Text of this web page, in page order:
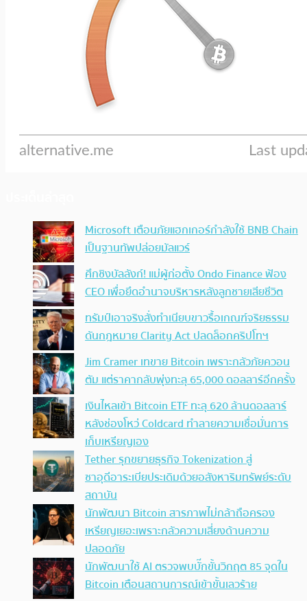
Microsoft เตือนภัยแฮกเกอร์กำลังใช้ BNB Chain
เป็นฐานทัพปล่อยมัลแวร์
ศึกชิงบัลลังก์! แม่ผู้ก่อตั้ง Ondo Finance ฟ้อง
CEO เพื่อยึดอำนาจบริหารหลังลูกชายเสียชีวิต
ทรัมป์เอาจริง สั่งทำเนียบขาวรื้อเกณฑ์จริยธรรม
ดันกฎหมาย Clarity Act ปลดล็อกคริปโทฯ
Jim Cramer เทขาย Bitcoin เพราะกลัวภัยควอน
ตัม แต่ราคากลับพุ่งทะลุ 65,000 ดอลลาร์อีกครั้ง
เงินไหลเข้า Bitcoin ETF ทะลุ 620 ล้านดอลลาร์
หลังช่องโหว่ Coldcard ทำลายความเชื่อมั่นการ
เก็บเหรียญเอง
Tether รุกขยายธุรกิจ Tokenization สู่
ซาอุดีอาระเบียประเดิมด้วยอสังหาริมทรัพย์ระดับ
สถาบัน
นักพัฒนา Bitcoin สารภาพไม่กล้าถือครอง
เหรียญเยอะเพราะกลัวความเสี่ยงด้านความ
ปลอดภัย
นักพัฒนาใช้ AI ตรวจพบบั๊กขั้นวิกฤต 85 จุดใน
Bitcoin เตือนสถานการณ์เข้าขั้นเลวร้าย